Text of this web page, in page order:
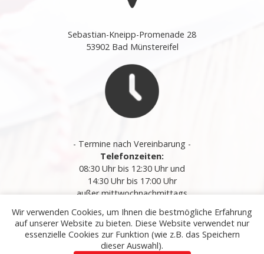
Sebastian-Kneipp-Promenade 28
53902 Bad Münstereifel
- Termine nach Vereinbarung -
Telefonzeiten:
08:30 Uhr bis 12:30 Uhr und
14:30 Uhr bis 17:00 Uhr
außer mittwochnachmittags
Startseite | Impressum | Kontakt | Datenschutzerklärung
| Sitemap
Wir verwenden Cookies, um Ihnen die bestmögliche Erfahrung
auf unserer Website zu bieten. Diese Website verwendet nur
essenzielle Cookies zur Funktion (wie z.B. das Speichern
dieser Auswahl).